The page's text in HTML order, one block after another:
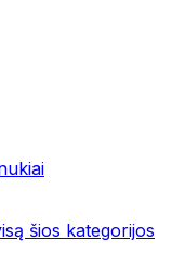
šios kategorijos